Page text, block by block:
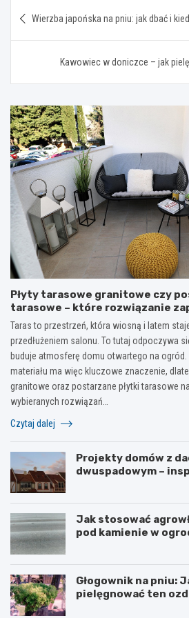
wpisu
Wierzba japońska na pniu: jak dbać i
Kawowiec w doniczce – jak
Płyty tarasowe granitowe czy
tarasowe – które rozwiązanie
na lata?
Taras to przestrzeń, która wiosną i latem
przedłużeniem salonu. To tutaj odpoczywa
buduje atmosferę domu otwartego na
materiału ma więc kluczowe znaczenie,
granitowe oraz postarzane płytki tarasowe
wybieranych rozwiązań…
Czytaj dalej
Projekty domów z
dwuspadowym –
Jak stosować
pod kamienie w
Głogownik na pniu:
pielęgnować ten